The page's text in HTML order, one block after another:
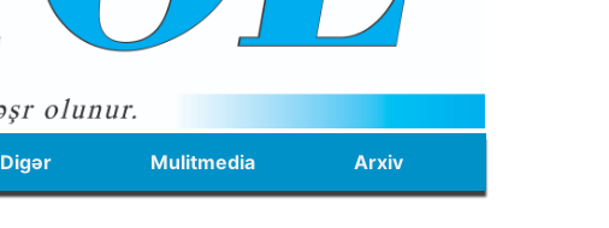
Digər Mulitmedia Arxiv